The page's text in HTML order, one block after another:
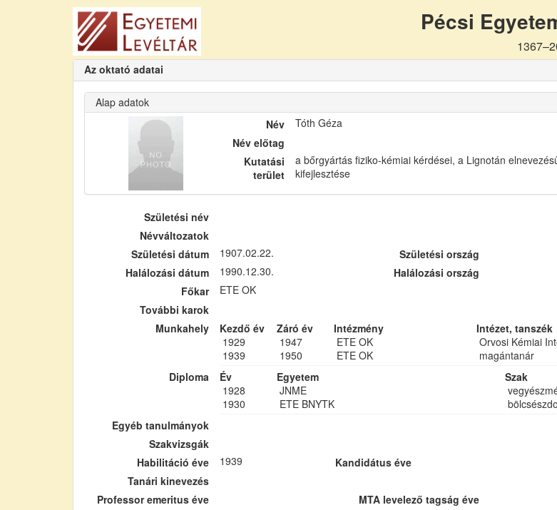
Pécsi
Az oktató adatai
Alap adatok
Név
Tóth Géza
Név előtag
Kutatási
terület
a bőrgyártás fiziko-kémiai kérdései, a Lignotán
kifejlesztése
Születési név
Névváltozatok
Születési dátum
1907.02.22. Születési ország
Halálozási dátum
1990.12.30. Halálozási ország
Főkar
ETE OK
További karok
Munkahely
Kezdő év Záró év Intézmény
Intézet, tanszék
1929
1947 ETE OK
Orvosi Kémiai
1939
1950 ETE OK
magántanár
Diploma
Év Egyetem
Szak
1928
JNME
1930
ETE BNYTK
Egyéb tanulmányok
Szakvizsgák
Habilitáció éve
1939 Kandidátus éve
Tanári kinevezés
Professor emeritus éve
MTA levelező tagság éve